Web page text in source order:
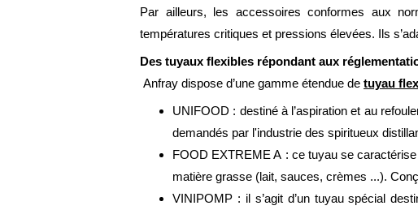
Par ailleurs, les accessoires conformes aux
températures critiques et pressions élevées. Ils
Des tuyaux flexibles répondant aux
Anfray dispose d’une gamme étendue de tuyau
UNIFOOD : destiné à l’aspiration et au
demandés par l'industrie des spiritueux
FOOD EXTREME A : ce tuyau se
matière grasse (lait, sauces, crèmes ...).
VINIPOMP : il s’agit d’un tuyau spécial